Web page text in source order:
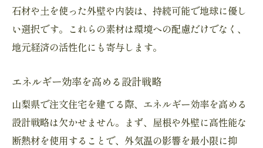
無垢材の魅力と特徴
木材の経年変化を楽しむインテリア
心地よさを追求した床材の選び方
健康的な空間を作る木の力
適切なメンテナンスで長持ちさせる
開放感ある空間づくり山梨の注文住宅で家事動
石材や土を使った外壁や内装は、持続可能で地球に優し
い選択です。これらの素材は環境への配慮だけでなく、
地元経済の活性化にも寄与します。
エネルギー効率を高める設計戦略
山梨県で注文住宅を建てる際、エネルギー効率を高める
設計戦略は欠かせません。まず、屋根や外壁に高性能な
断熱材を使用することで、外気温の影響を最小限に抑